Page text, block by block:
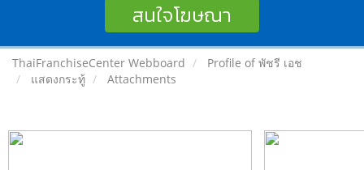
สนใจโฆษณา
ThaiFranchiseCenter Webboard
Profile of พัชรี เอช
แสดงกระทู้
Attachments